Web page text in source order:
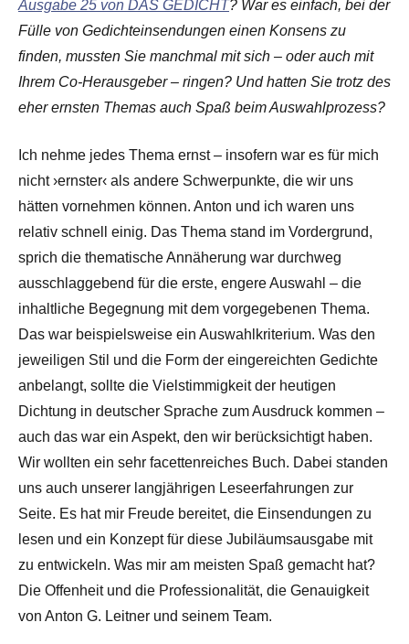
Ausgabe 25 von DAS GEDICHT? War es einfach, bei der
Fülle von Gedichteinsendungen einen Konsens zu
finden, mussten Sie manchmal mit sich – oder auch mit
Ihrem Co-Herausgeber – ringen? Und hatten Sie trotz des
eher ernsten Themas auch Spaß beim Auswahlprozess?
Ich nehme jedes Thema ernst – insofern war es für mich
nicht ›ernster‹ als andere Schwerpunkte, die wir uns
hätten vornehmen können. Anton und ich waren uns
relativ schnell einig. Das Thema stand im Vordergrund,
sprich die thematische Annäherung war durchweg
ausschlaggebend für die erste, engere Auswahl – die
inhaltliche Begegnung mit dem vorgegebenen Thema.
Das war beispielsweise ein Auswahlkriterium. Was den
jeweiligen Stil und die Form der eingereichten Gedichte
anbelangt, sollte die Vielstimmigkeit der heutigen
Dichtung in deutscher Sprache zum Ausdruck kommen –
auch das war ein Aspekt, den wir berücksichtigt haben.
Wir wollten ein sehr facettenreiches Buch. Dabei standen
uns auch unserer langjährigen Leseerfahrungen zur
Seite. Es hat mir Freude bereitet, die Einsendungen zu
lesen und ein Konzept für diese Jubiläumsausgabe mit
zu entwickeln. Was mir am meisten Spaß gemacht hat?
Die Offenheit und die Professionalität, die Genauigkeit
von Anton G. Leitner und seinem Team.